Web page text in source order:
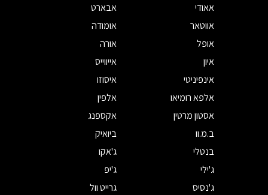
אאודי
אבארט
אווטאר
אומודה
אופל
אורה
איון
אייווייס
אינפיניטי
איסוזו
אלפא רומיאו
אלפין
אסטון מרטין
אקספנג
ב.מ.וו
ביואיק
בנטלי
ג'אקו
ג'ילי
ג'יפ
ג'נסיס
גרייט וול